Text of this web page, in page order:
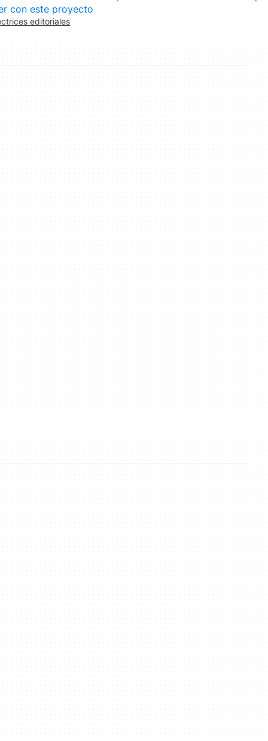
con este proyecto
editoriales